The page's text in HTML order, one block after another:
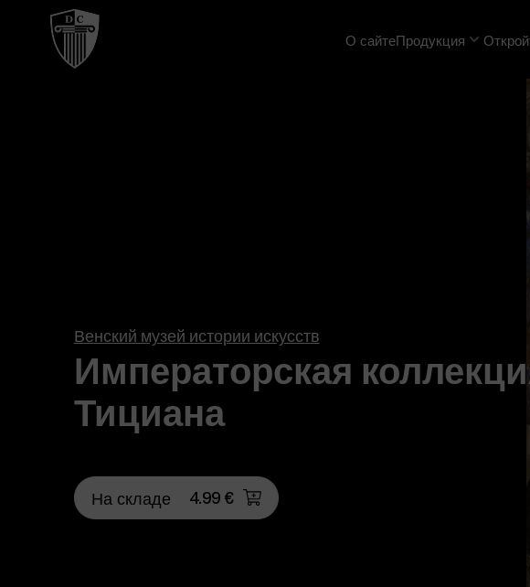
О сайтеПродукция
Венский музей истории искусств
Императорская
Тициана
На складе 4.99 €